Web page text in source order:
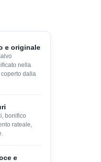
e originale
nella
dalla
bonifico
rateale,
e